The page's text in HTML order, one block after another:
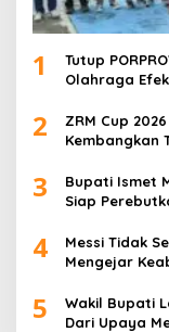
1
Tutup
Olahraga
2
ZRM Cup
Kembangkan
3
Bupati Ismet
Siap
4
Messi Tidak
Mengejar
5
Wakil Bupati
Dari Upaya